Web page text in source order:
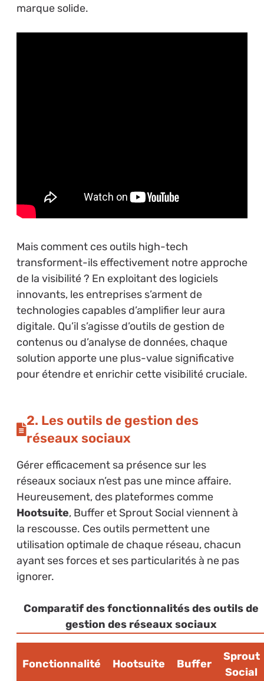
marque solide.
Mais comment ces outils high-tech
transforment-ils effectivement notre approche
de la visibilité ? En exploitant des logiciels
innovants, les entreprises s’arment de
technologies capables d’amplifier leur aura
digitale. Qu’il s’agisse d’outils de gestion de
contenus ou d’analyse de données, chaque
solution apporte une plus-value significative
pour étendre et enrichir cette visibilité cruciale.
2. Les outils de gestion des
réseaux sociaux
Gérer efficacement sa présence sur les
réseaux sociaux n’est pas une mince affaire.
Heureusement, des plateformes comme
Hootsuite, Buffer et Sprout Social viennent à
la rescousse. Ces outils permettent une
utilisation optimale de chaque réseau, chacun
ayant ses forces et ses particularités à ne pas
ignorer.
Comparatif des fonctionnalités des outils de
gestion des réseaux sociaux
Fonctionnalité Hootsuite Buffer
Sprout
Social